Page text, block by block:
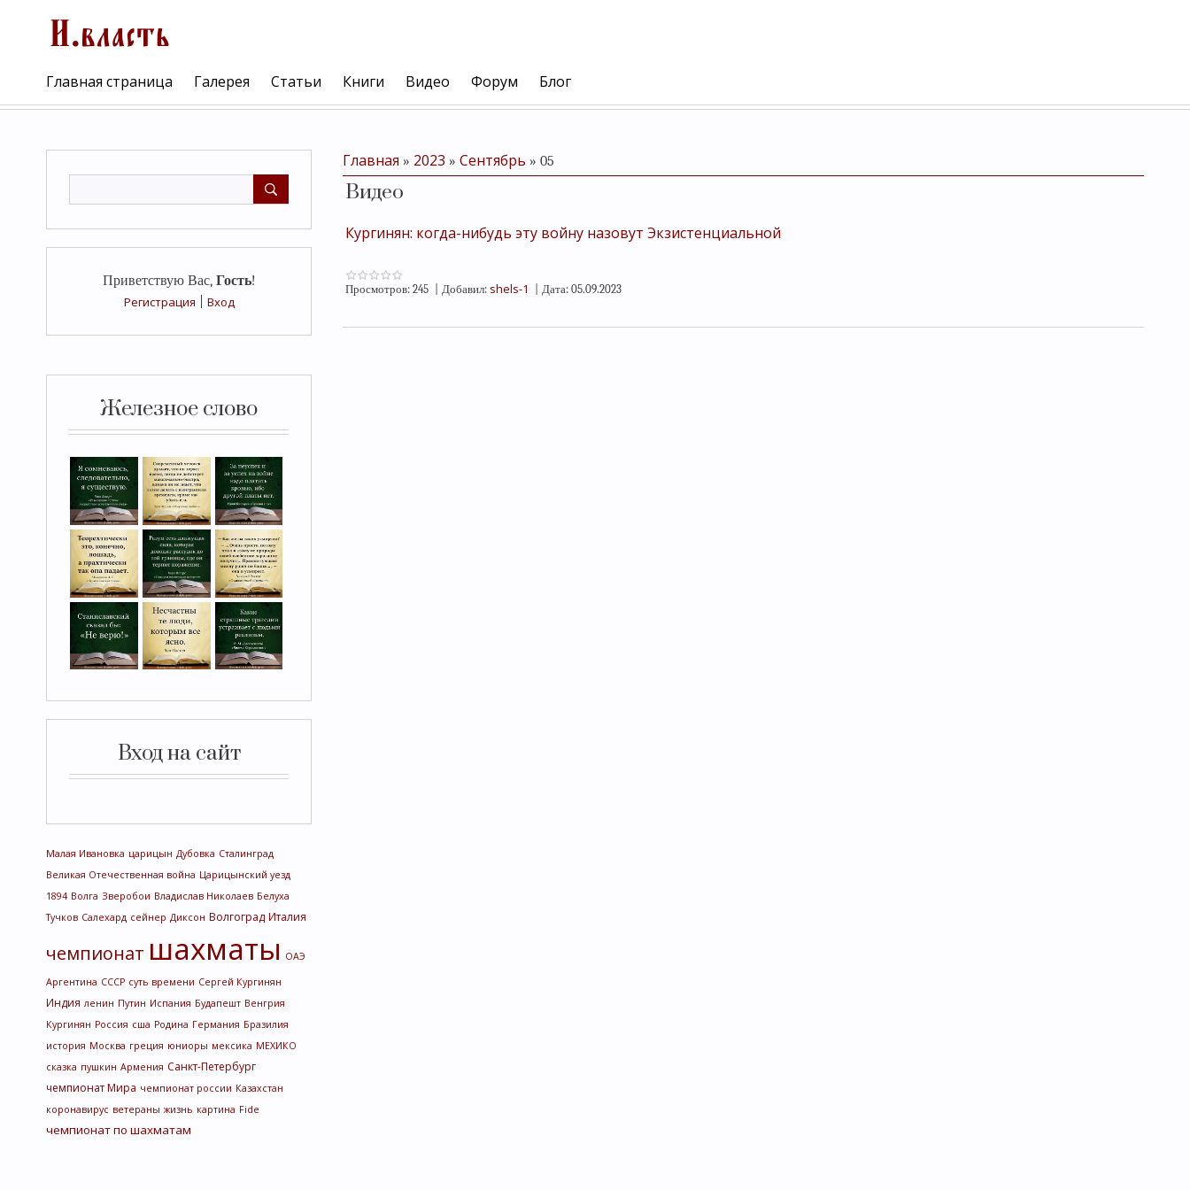
Главная страница Галерея Статьи Книги Видео Форум Блог
Приветствую Вас, Гость!
Регистрация
Вход
Железное слово
Вход на сайт
Малая Ивановка царицын Дубовка Сталинград
Великая Отечественная война Царицынский уезд
1894 Волга Зверобои Владислав Николаев Белуха
Тучков Салехард сейнер Диксон Волгоград Италия
чемпионат шахматы ОАЭ
Аргентина СССР суть времени Сергей Кургинян
Индия ленин Путин Испания Будапешт Венгрия
Кургинян Россия сша Родина Германия Бразилия
история Москва греция юниоры мексика МЕХИКО
сказка пушкин Армения Санкт-Петербург
чемпионат Мира чемпионат россии Казахстан
коронавирус ветераны жизнь картина Fide
чемпионат по шахматам
Главная » 2023 » Сентябрь » 05
Видео
Кургинян: когда-нибудь эту войну назовут Экзистенциальной
Просмотров: 245 Добавил: shels-1 Дата: 05.09.2023